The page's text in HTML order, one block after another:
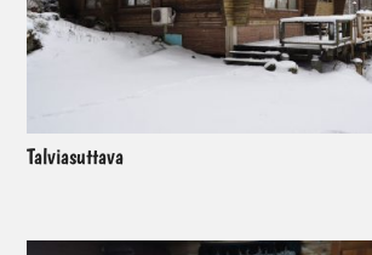
Talviasuttava